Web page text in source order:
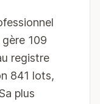
109
registre
841 lots,
plus